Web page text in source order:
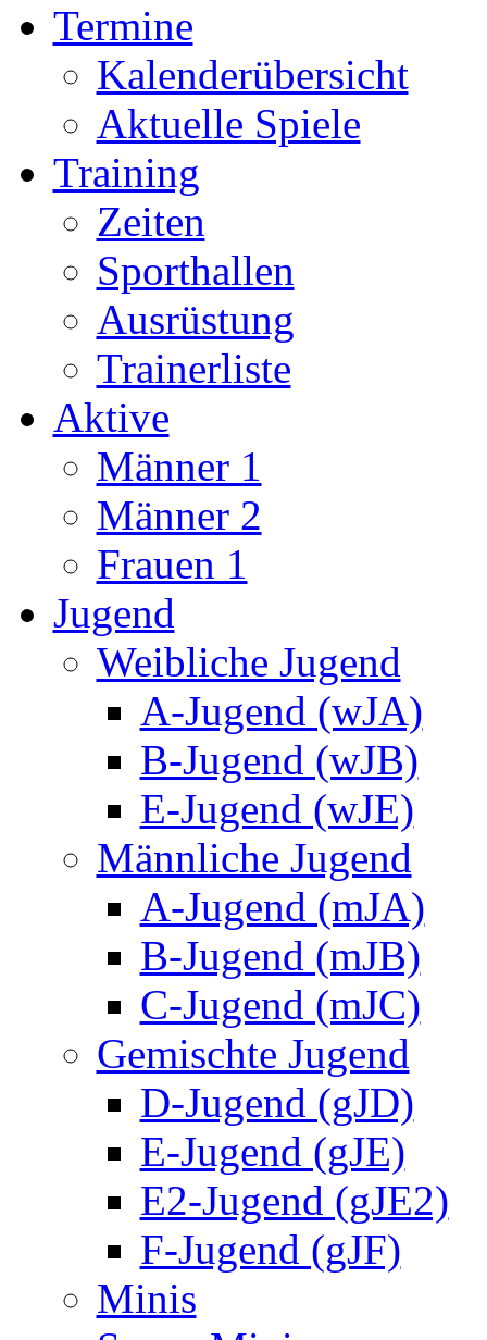
Termine
Kalenderübersicht
Aktuelle Spiele
Training
Zeiten
Sporthallen
Ausrüstung
Trainerliste
Aktive
Männer 1
Männer 2
Frauen 1
Jugend
Weibliche Jugend
A-Jugend (wJA)
B-Jugend (wJB)
E-Jugend (wJE)
Männliche Jugend
A-Jugend (mJA)
B-Jugend (mJB)
C-Jugend (mJC)
Gemischte Jugend
D-Jugend (gJD)
E-Jugend (gJE)
E2-Jugend (gJE2)
F-Jugend (gJF)
Minis